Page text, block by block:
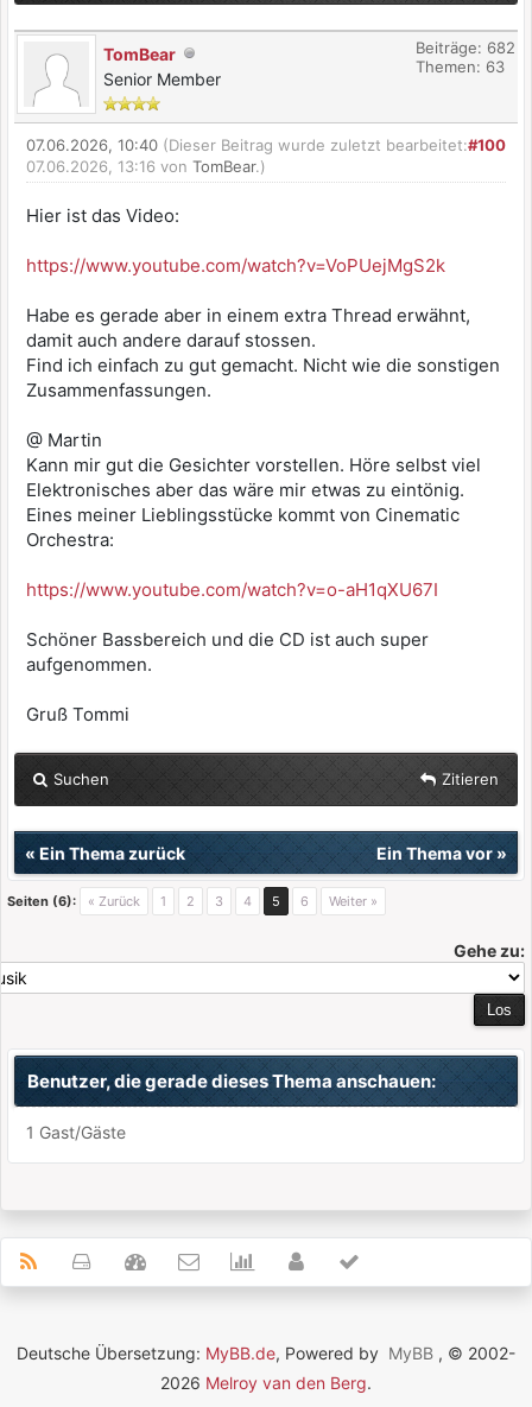
TomBear
Senior Member
Beiträge: 682
Themen: 63
#100
07.06.2026, 10:40 (Dieser Beitrag wurde zuletzt bearbeitet:
07.06.2026, 13:16 von TomBear.)
Hier ist das Video:
https://www.youtube.com/watch?v=VoPUejMgS2k
Habe es gerade aber in einem extra Thread erwähnt,
damit auch andere darauf stossen.
Find ich einfach zu gut gemacht. Nicht wie die sonstigen
Zusammenfassungen.
@ Martin
Kann mir gut die Gesichter vorstellen. Höre selbst viel
Elektronisches aber das wäre mir etwas zu eintönig.
Eines meiner Lieblingsstücke kommt von Cinematic
Orchestra:
https://www.youtube.com/watch?v=o-aH1qXU67I
Schöner Bassbereich und die CD ist auch super
aufgenommen.
Gruß Tommi
Suchen Zitieren
« Ein Thema zurück Ein Thema vor»
Seiten (6): « Zurück 1 2 3 4 5 6 Weiter »
Gehe zu:
Benutzer, die gerade dieses Thema anschauen:
1 Gast/Gäste
Deutsche Übersetzung: MyBB.de, Powered by MyBB , © 2002-
2026 Melroy van den Berg.